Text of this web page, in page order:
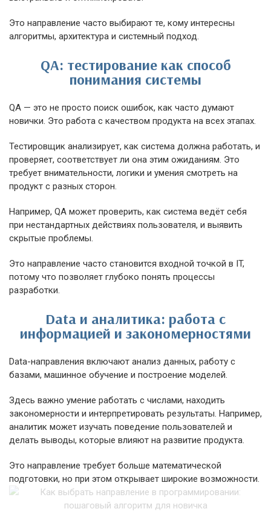
Это направление часто выбирают те, кому интересны
алгоритмы, архитектура и системный подход.
QA: тестирование как способ
понимания системы
QA — это не просто поиск ошибок, как часто думают
новички. Это работа с качеством продукта на всех этапах.
Тестировщик анализирует, как система должна работать, и
проверяет, соответствует ли она этим ожиданиям. Это
требует внимательности, логики и умения смотреть на
продукт с разных сторон.
Например, QA может проверить, как система ведёт себя
при нестандартных действиях пользователя, и выявить
скрытые проблемы.
Это направление часто становится входной точкой в IT,
потому что позволяет глубоко понять процессы
разработки.
Data и аналитика: работа с
информацией и закономерностями
Data-направления включают анализ данных, работу с
базами, машинное обучение и построение моделей.
Здесь важно умение работать с числами, находить
закономерности и интерпретировать результаты. Например,
аналитик может изучать поведение пользователей и
делать выводы, которые влияют на развитие продукта.
Это направление требует больше математической
подготовки, но при этом открывает широкие возможности.